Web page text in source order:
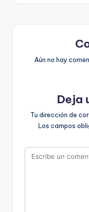
Aún no hay
Deja
Tu dirección de
Los campos